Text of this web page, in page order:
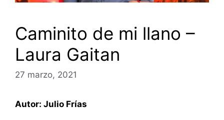
Caminito de mi llano –
Laura Gaitan
27 marzo, 2021
Autor: Julio Frías